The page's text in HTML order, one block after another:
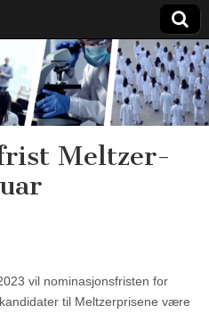
Meltzer-
vil nominasjonsfristen for
til Meltzerprisene være